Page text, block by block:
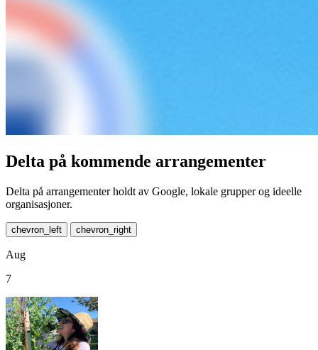
Delta på kommende arrangementer
Delta på arrangementer holdt av Google, lokale grupper og ideelle
organisasjoner.
chevron_left chevron_right
Aug
7